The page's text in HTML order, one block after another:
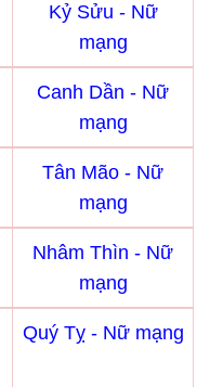
Kỷ Sửu - Nữ
mạng
Canh Dần - Nữ
mạng
Tân Mão - Nữ
mạng
Nhâm Thìn - Nữ
mạng
Quý Tỵ - Nữ mạng